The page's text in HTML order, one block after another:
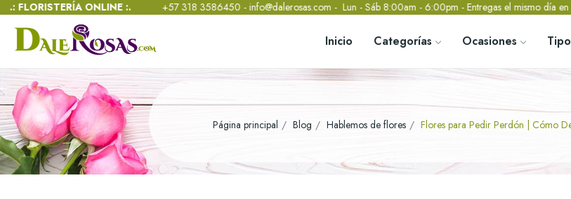
ONLINE :.+57 318 3586450 -info@dalerosas.com- Lun - Sáb 8:00am - 6:00pm - Entregas el mismo día en las
Inicio Categorías Ocasiones
Página principal Blog Hablemos de flores Flores para Pedir Perdón | Cómo